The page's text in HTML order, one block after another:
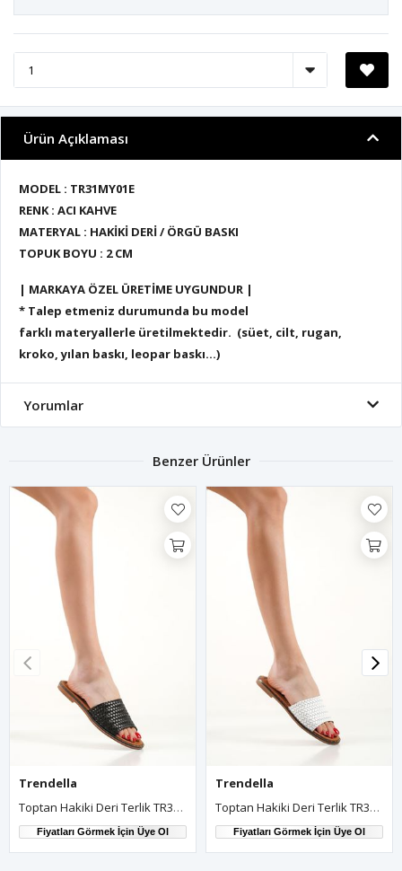
Ürün Açıklaması
MODEL : TR31MY01E
RENK : ACI KAHVE
MATERYAL : HAKİKİ DERİ / ÖRGÜ BASKI
TOPUK BOYU : 2 CM
| MARKAYA ÖZEL ÜRETİME UYGUNDUR |
* Talep etmeniz durumunda bu model
farklı materyallerle üretilmektedir. (süet, cilt, rugan,
kroko, yılan baskı, leopar baskı...)
Yorumlar
Benzer Ürünler
Trendella
Toptan Hakiki Deri Terlik TR31MY01A
Trendella
Toptan Hakiki Deri Terlik TR31MY01B